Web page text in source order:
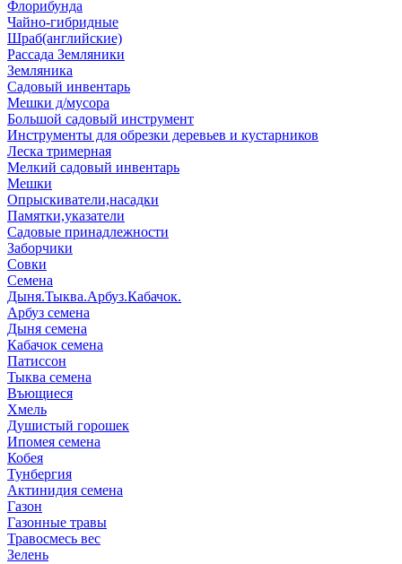
Флорибунда
Чайно-гибридные
Шраб(английские)
Рассада Земляники
Земляника
Садовый инвентарь
Мешки д/мусора
Большой садовый инструмент
Инструменты для обрезки деревьев и кустарников
Леска тримерная
Мелкий садовый инвентарь
Мешки
Опрыскиватели,насадки
Памятки,указатели
Садовые принадлежности
Заборчики
Совки
Семена
Дыня.Тыква.Арбуз.Кабачок.
Арбуз семена
Дыня семена
Кабачок семена
Патиссон
Тыква семена
Въющиеся
Хмель
Душистый горошек
Ипомея семена
Кобея
Тунбергия
Актинидия семена
Газон
Газонные травы
Травосмесь вес
Зелень